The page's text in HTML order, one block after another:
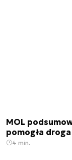
MOL
pomogła
4 min.